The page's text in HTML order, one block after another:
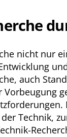
nicht nur
auch
Technik,